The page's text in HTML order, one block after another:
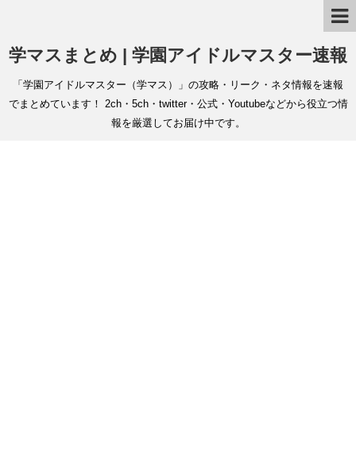
学マスまとめ | 学園アイドルマスター速報
「学園アイドルマスター（学マス）」の攻略・リーク・ネタ情報を速報
でまとめています！ 2ch・5ch・twitter・公式・Youtubeなどから役立つ情
報を厳選してお届け中です。